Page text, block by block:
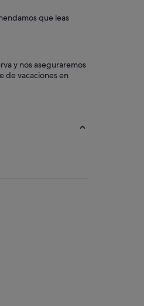
que leas
y nos aseguraremos
de vacaciones en